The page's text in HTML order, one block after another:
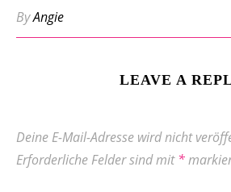
ByAngie
LEAVE A
Deine E-Mail-Adresse wird nicht
Erforderliche Felder sind mit*